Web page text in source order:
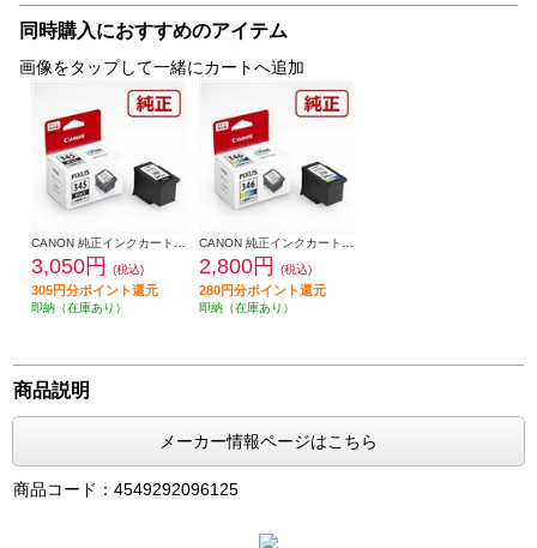
同時購入におすすめのアイテム
画像をタップして一緒にカートへ追加
3,050円 (税込)
305円分ポイント還元
即納（在庫あり）
2,800円 (税込)
280円分ポイント還元
即納（在庫あり）
商品説明
メーカー情報ページはこちら
商品コード：4549292096125